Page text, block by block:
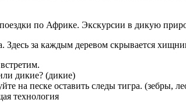
поездки по Африке. Экскурсии в дикую
Здесь за каждым деревом скрывается
дикие? (дикие)
на песке оставить следы тигра. (зебры,
технология